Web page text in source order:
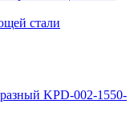
стали